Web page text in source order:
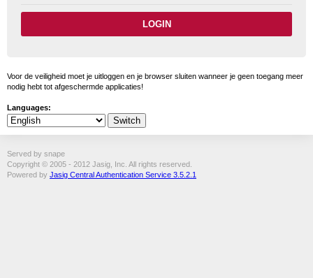
Voor de veiligheid moet je uitloggen en je browser sluiten wanneer je geen toegang meer
nodig hebt tot afgeschermde applicaties!
Languages:
Served by snape
Copyright © 2005 - 2012 Jasig, Inc. All rights reserved.
Powered by Jasig Central Authentication Service 3.5.2.1